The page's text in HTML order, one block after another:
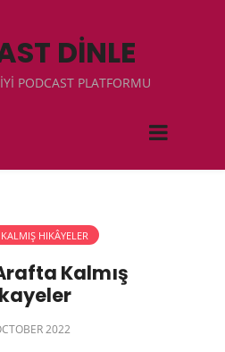
DİNLE
PODCAST PLATFORMU
HIKÂYELER
Kalmış
2022